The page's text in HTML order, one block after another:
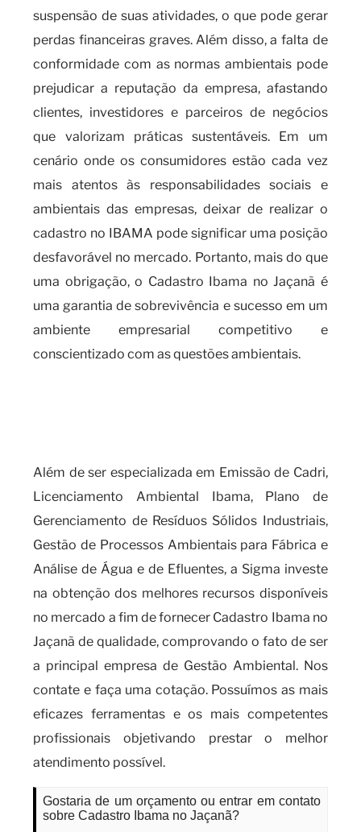
suspensão de suas atividades, o que pode gerar
perdas financeiras graves. Além disso, a falta de
conformidade com as normas ambientais pode
prejudicar a reputação da empresa, afastando
clientes, investidores e parceiros de negócios
que valorizam práticas sustentáveis. Em um
cenário onde os consumidores estão cada vez
mais atentos às responsabilidades sociais e
ambientais das empresas, deixar de realizar o
cadastro no IBAMA pode significar uma posição
desfavorável no mercado. Portanto, mais do que
uma obrigação, o Cadastro Ibama no Jaçanã é
uma garantia de sobrevivência e sucesso em um
ambiente empresarial competitivo e
conscientizado com as questões ambientais.
Além de ser especializada em Emissão de Cadri,
Licenciamento Ambiental Ibama, Plano de
Gerenciamento de Resíduos Sólidos Industriais,
Gestão de Processos Ambientais para Fábrica e
Análise de Água e de Efluentes, a Sigma investe
na obtenção dos melhores recursos disponíveis
no mercado a fim de fornecer Cadastro Ibama no
Jaçanã de qualidade, comprovando o fato de ser
a principal empresa de Gestão Ambiental. Nos
contate e faça uma cotação. Possuímos as mais
eficazes ferramentas e os mais competentes
profissionais objetivando prestar o melhor
atendimento possível.
Gostaria de um orçamento ou entrar em contato
sobre Cadastro Ibama no Jaçanã?